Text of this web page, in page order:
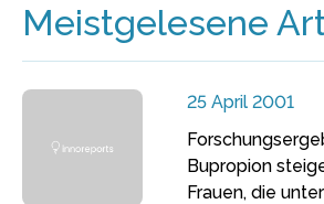
Meistgelesene
25 April 2001
Bupropion
Frauen, die